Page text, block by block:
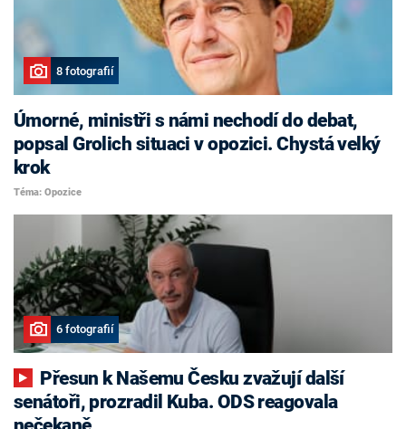
8 fotografií
Úmorné, ministři s námi nechodí do debat,
popsal Grolich situaci v opozici. Chystá velký
krok
Téma: Opozice
6 fotografií
senátoři, prozradil Kuba. ODS reagovala